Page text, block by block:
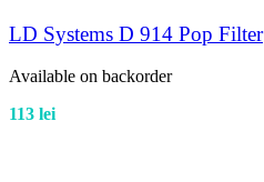
LD Systems D 914 Pop Filter
Available on backorder
113 lei